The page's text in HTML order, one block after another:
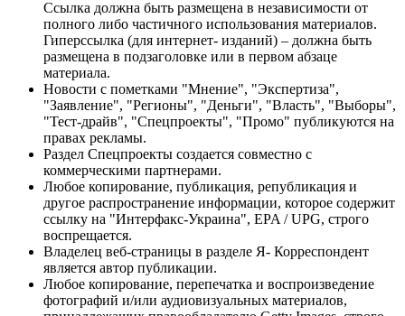
Ссылка должна быть размещена в независимости от
полного либо частичного использования материалов.
Гиперссылка (для интернет- изданий) – должна быть
размещена в подзаголовке или в первом абзаце
материала.
Новости с пометками "Мнение", "Экспертиза",
"Заявление", "Регионы", "Деньги", "Власть", "Выборы",
"Тест-драйв", "Спецпроекты", "Промо" публикуются на
правах рекламы.
Раздел Спецпроекты создается совместно с
коммерческими партнерами.
Любое копирование, публикация, републикация и
другое распространение информации, которое содержит
ссылку на "Интерфакс-Украина", EPA / UPG, строго
воспрещается.
Владелец веб-страницы в разделе Я- Корреспондент
является автор публикации.
Любое копирование, перепечатка и воспроизведение
фотографий и/или аудиовизуальных материалов,